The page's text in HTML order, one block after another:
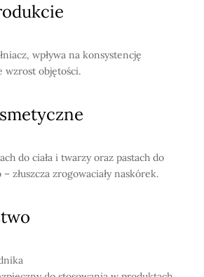
wpływa na konsystencję
wzrost objętości.
do ciała i twarzy oraz pastach do
złuszcza zrogowaciały naskórek.